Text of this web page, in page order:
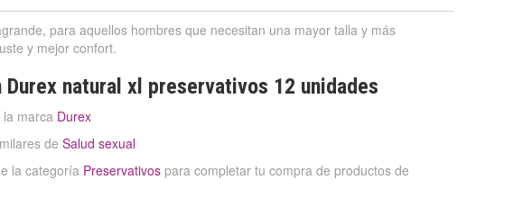
para aquellos hombres que necesitan una mayor talla y más
y mejor confort.
natural xl preservativos 12 unidades
la marca Durex
de Salud sexual
la categoría Preservativos para completar tu compra de productos de